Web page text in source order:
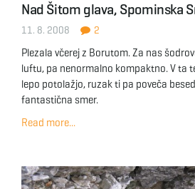
Nad Šitom glava, Spominska
11. 8. 2008 2
Plezala včerej z Borutom. Za nas
luftu, pa nenormalno kompaktno. V ta
lepo potolažjo, ruzak ti pa poveča
fantastična smer.
Read more...